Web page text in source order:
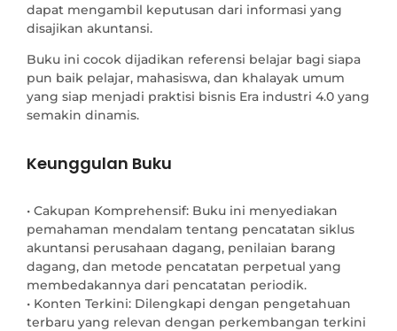
dapat mengambil keputusan dari informasi yang
disajikan akuntansi.
Buku ini cocok dijadikan referensi belajar bagi siapa
pun baik pelajar, mahasiswa, dan khalayak umum
yang siap menjadi praktisi bisnis Era industri 4.0 yang
semakin dinamis.
Keunggulan Buku
• Cakupan Komprehensif: Buku ini menyediakan
pemahaman mendalam tentang pencatatan siklus
akuntansi perusahaan dagang, penilaian barang
dagang, dan metode pencatatan perpetual yang
membedakannya dari pencatatan periodik.
• Konten Terkini: Dilengkapi dengan pengetahuan
terbaru yang relevan dengan perkembangan terkini